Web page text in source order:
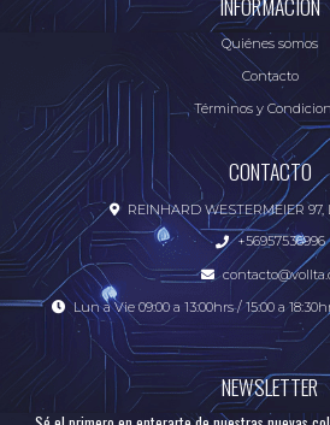
Quiénes somos
Contacto
Términos y
CONTACTO
REINHARD WESTERMEIER 97,
+56957536996
Lun a Vie 09:00 a 13:00hrs / 15:00 a
NEWSLETTER